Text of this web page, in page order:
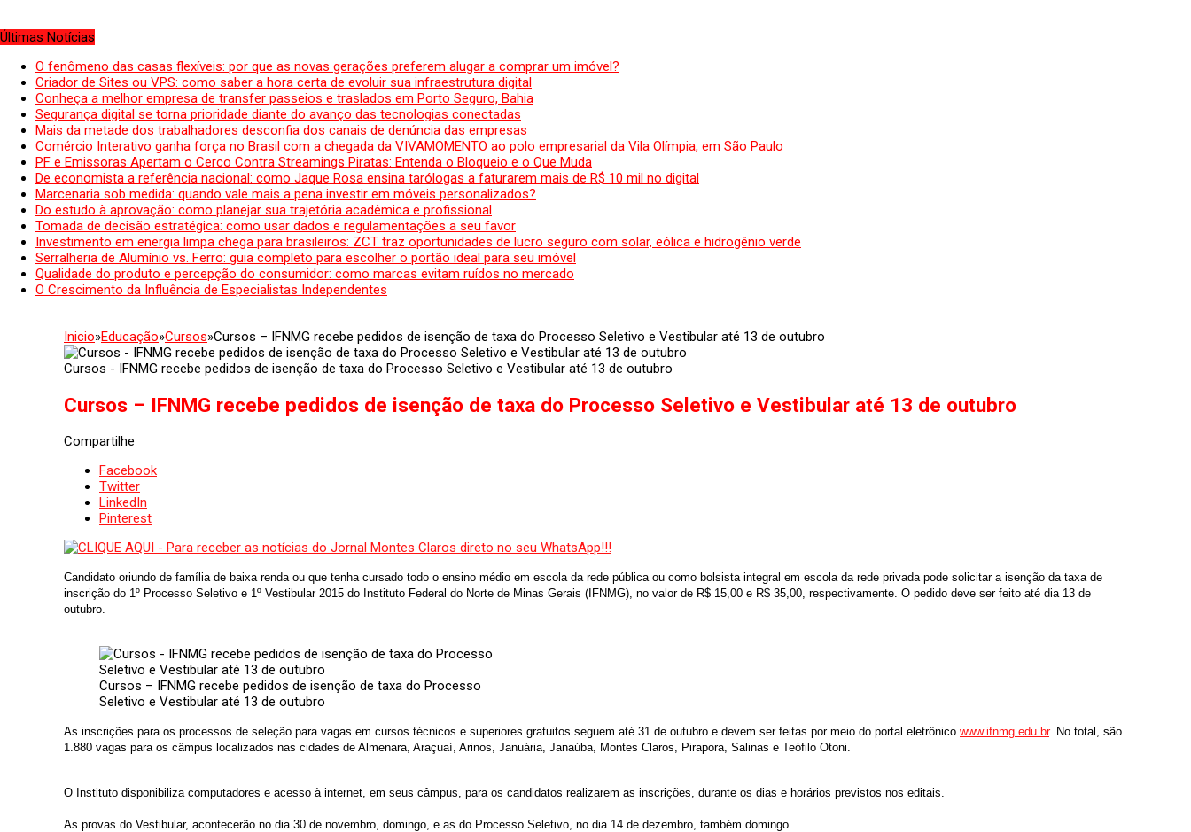
Últimas Notícias
O fenômeno das casas flexíveis: por que as novas gerações preferem alugar a comprar um imóvel?
Criador de Sites ou VPS: como saber a hora certa de evoluir sua infraestrutura digital
Conheça a melhor empresa de transfer passeios e traslados em Porto Seguro, Bahia
Segurança digital se torna prioridade diante do avanço das tecnologias conectadas
Mais da metade dos trabalhadores desconfia dos canais de denúncia das empresas
Comércio Interativo ganha força no Brasil com a chegada da VIVAMOMENTO ao polo empresarial da Vila Olímpia, em São Paulo
PF e Emissoras Apertam o Cerco Contra Streamings Piratas: Entenda o Bloqueio e o Que Muda
De economista a referência nacional: como Jaque Rosa ensina tarólogas a faturarem mais de R$ 10 mil no digital
Marcenaria sob medida: quando vale mais a pena investir em móveis personalizados?
Do estudo à aprovação: como planejar sua trajetória acadêmica e profissional
Tomada de decisão estratégica: como usar dados e regulamentações a seu favor
Investimento em energia limpa chega para brasileiros: ZCT traz oportunidades de lucro seguro com solar, eólica e hidrogênio verde
Serralheria de Alumínio vs. Ferro: guia completo para escolher o portão ideal para seu imóvel
Qualidade do produto e percepção do consumidor: como marcas evitam ruídos no mercado
O Crescimento da Influência de Especialistas Independentes
Inicio»Educação»Cursos»Cursos – IFNMG recebe pedidos de isenção de taxa do Processo Seletivo e Vestibular até 13 de outubro
Cursos - IFNMG recebe pedidos de isenção de taxa do Processo Seletivo e Vestibular até 13 de outubro
Cursos – IFNMG recebe pedidos de isenção de taxa do Processo Seletivo e Vestibular até 13 de outubro
Compartilhe
Facebook
Twitter
LinkedIn
Pinterest
Candidato oriundo de família de baixa renda ou que tenha cursado todo o ensino médio em escola da rede pública ou como bolsista integral em escola da rede privada pode solicitar a isenção da taxa de
inscrição do 1º Processo Seletivo e 1º Vestibular 2015 do Instituto Federal do Norte de Minas Gerais (IFNMG), no valor de R$ 15,00 e R$ 35,00, respectivamente. O pedido deve ser feito até dia 13 de
outubro.
Cursos – IFNMG recebe pedidos de isenção de taxa do Processo
Seletivo e Vestibular até 13 de outubro
As inscrições para os processos de seleção para vagas em cursos técnicos e superiores gratuitos seguem até 31 de outubro e devem ser feitas por meio do portal eletrônico www.ifnmg.edu.br. No total, são
1.880 vagas para os câmpus localizados nas cidades de Almenara, Araçuaí, Arinos, Januária, Janaúba, Montes Claros, Pirapora, Salinas e Teófilo Otoni.
O Instituto disponibiliza computadores e acesso à internet, em seus câmpus, para os candidatos realizarem as inscrições, durante os dias e horários previstos nos editais.
As provas do Vestibular, acontecerão no dia 30 de novembro, domingo, e as do Processo Seletivo, no dia 14 de dezembro, também domingo.